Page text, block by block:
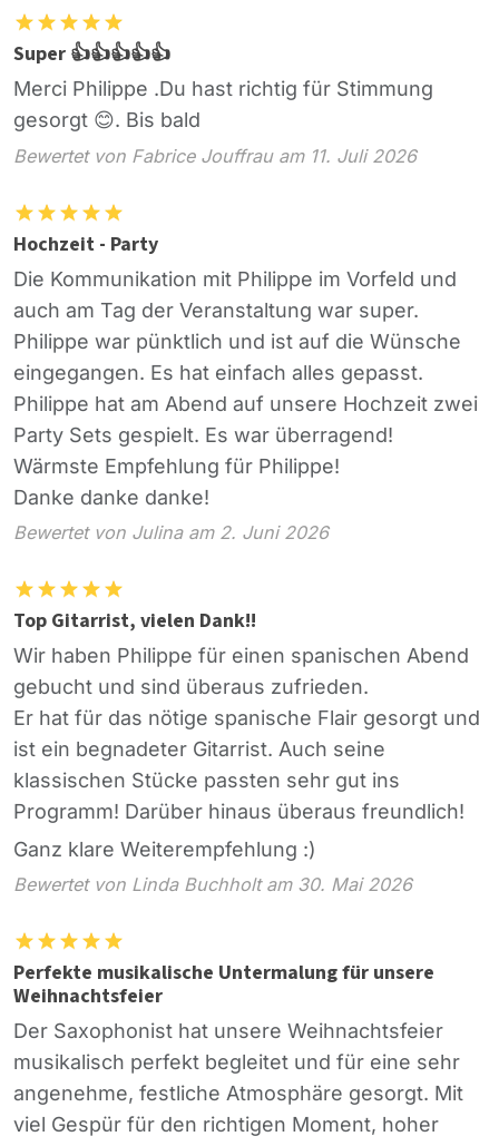
Super 👍👍👍👍👍
Merci Philippe .Du hast richtig für Stimmung
gesorgt 😊. Bis bald
Bewertet von Fabrice Jouffrau am 11. Juli 2026
Hochzeit - Party
Die Kommunikation mit Philippe im Vorfeld und
auch am Tag der Veranstaltung war super.
Philippe war pünktlich und ist auf die Wünsche
eingegangen. Es hat einfach alles gepasst.
Philippe hat am Abend auf unsere Hochzeit zwei
Party Sets gespielt. Es war überragend!
Wärmste Empfehlung für Philippe!
Danke danke danke!
Bewertet von Julina am 2. Juni 2026
Top Gitarrist, vielen Dank!!
Wir haben Philippe für einen spanischen Abend
gebucht und sind überaus zufrieden.
Er hat für das nötige spanische Flair gesorgt und
ist ein begnadeter Gitarrist. Auch seine
klassischen Stücke passten sehr gut ins
Programm! Darüber hinaus überaus freundlich!
Ganz klare Weiterempfehlung :)
Bewertet von Linda Buchholt am 30. Mai 2026
Perfekte musikalische Untermalung für unsere
Weihnachtsfeier
Der Saxophonist hat unsere Weihnachtsfeier
musikalisch perfekt begleitet und für eine sehr
angenehme, festliche Atmosphäre gesorgt. Mit
viel Gespür für den richtigen Moment, hoher